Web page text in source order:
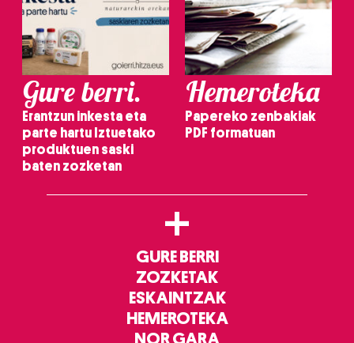
Gure berri.
Erantzun inkesta eta
parte hartu Iztuetako
produktuen saski
baten zozketan
Hemeroteka
Papereko zenbakiak
PDF formatuan
+
GURE BERRI
ZOZKETAK
ESKAINTZAK
HEMEROTEKA
NOR GARA